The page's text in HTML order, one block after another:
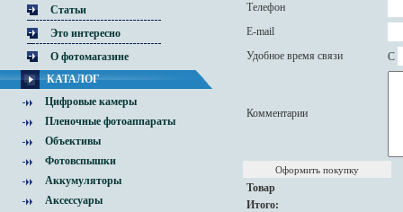
Статьи
Это интересно
О фотомагазине
КАТАЛОГ
Цифровые камеры
Пленочные фотоаппараты
Объективы
Фотовспышки
Аккумуляторы
Аксессуары
Телефон
E-mail
Удобное время связи
C
Комментарии
Товар
Итого: